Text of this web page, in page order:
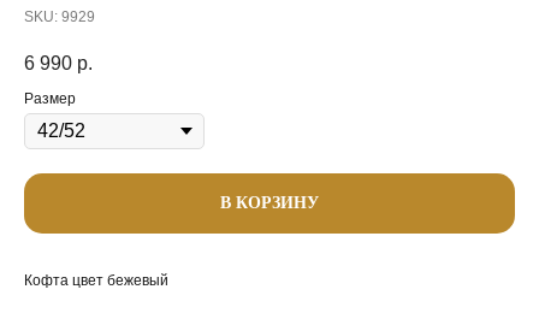
SKU: 9929
6 990 р.
Размер
В КОРЗИНУ
Кофта цвет бежевый